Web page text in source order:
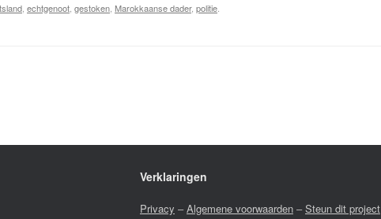
echtgenoot gestoken Marokkaanse dader, politie
Verklaringen
Privacy –Algemene voorwaarden–Steun dit project